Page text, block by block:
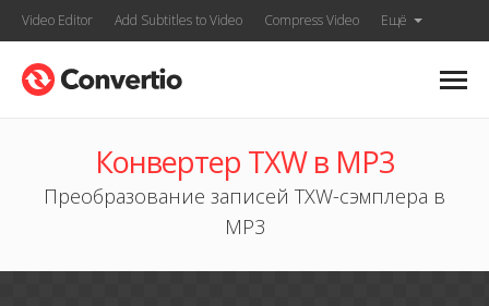
Video Editor Add Subtitles to Video Compress Video Ещё
Конвертер TXW в MP3
Преобразование записей TXW-сэмплера в
MP3